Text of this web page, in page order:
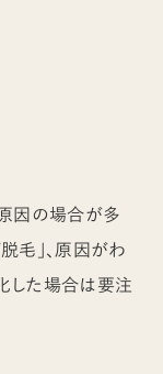
原因の場合が多
毛」、原因がわ
した場合は要注